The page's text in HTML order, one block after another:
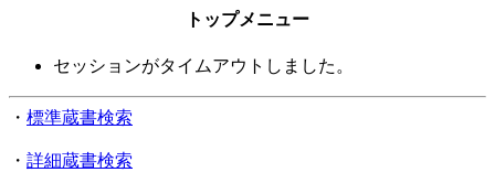
トップメニュー
セッションがタイムアウトしました。
・ 標準蔵書検索
・ 詳細蔵書検索